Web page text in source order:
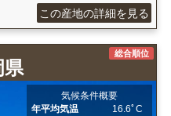
この産地の詳細を見る
県
総合順位
気候条件概要
年平均気温
16.6ﾟC